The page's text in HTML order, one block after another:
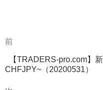
投
稿
過
投
前
【TRADERS-pro.com】
CHFJPY~（20200531）